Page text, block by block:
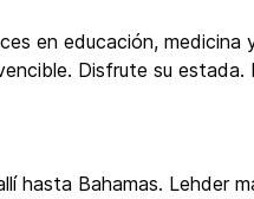
en educación,
Disfrute su estada.
hasta Bahamas.